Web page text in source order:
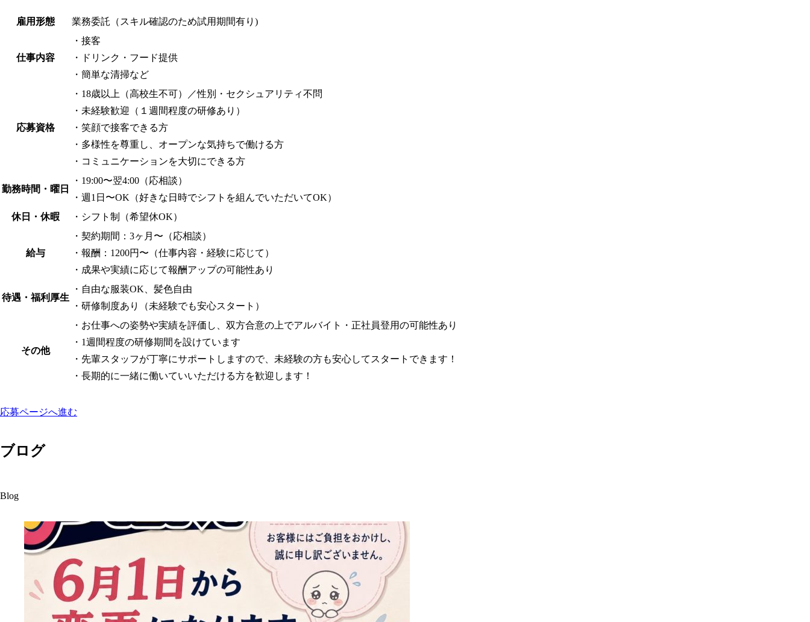
雇用形態 業務委託（スキル確認のため試用期間有り)
仕事内容
・接客
・ドリンク・フード提供
・簡単な清掃など
応募資格
・18歳以上（高校生不可）／性別・セクシュアリティ不問
・未経験歓迎（１週間程度の研修あり）
・笑顔で接客できる方
・多様性を尊重し、オープンな気持ちで働ける方
・コミュニケーションを大切にできる方
勤務時間・曜日
・19:00〜翌4:00（応相談）
・週1日〜OK（好きな日時でシフトを組んでいただいてOK）
休日・休暇
・シフト制（希望休OK）
給与
・契約期間：3ヶ月〜（応相談）
・報酬：1200円〜（仕事内容・経験に応じて）
・成果や実績に応じて報酬アップの可能性あり
待遇・福利厚生
・自由な服装OK、髪色自由
・研修制度あり（未経験でも安心スタート）
その他
・お仕事への姿勢や実績を評価し、双方合意の上でアルバイト・正社員登用の可能性あり
・1週間程度の研修期間を設けています
・先輩スタッフが丁寧にサポートしますので、未経験の方も安心してスタートできます！
・長期的に一緒に働いていいただける方を歓迎します！
応募ページへ進む
ブログ
Blog